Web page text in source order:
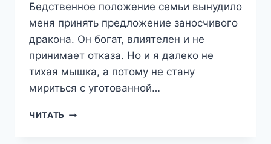
Бедственное положение семьи вынудило
меня принять предложение заносчивого
дракона. Он богат, влиятелен и не
принимает отказа. Но и я далеко не
тихая мышка, а потому не стану
мириться с уготованной…
ЧИТАТЬ НЕПОКОРНАЯ